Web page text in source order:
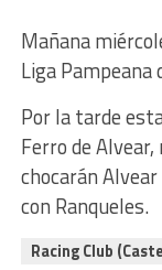
Mañana
Liga Pampeana
Por la tarde
Ferro de
chocarán
con Ranqueles.
Racing Club